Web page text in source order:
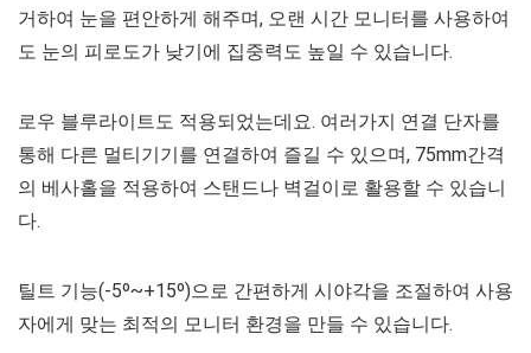
거하여 눈을 편안하게 해주며, 오랜 시간 모니터를 사용하여
도 눈의 피로도가 낮기에 집중력도 높일 수 있습니다.
로우 블루라이트도 적용되었는데요. 여러가지 연결 단자를
통해 다른 멀티기기를 연결하여 즐길 수 있으며, 75mm간격
의 베사홀을 적용하여 스탠드나 벽걸이로 활용할 수 있습니
다.
틸트 기능(-5º~+15º)으로 간편하게 시야각을 조절하여 사용
자에게 맞는 최적의 모니터 환경을 만들 수 있습니다.